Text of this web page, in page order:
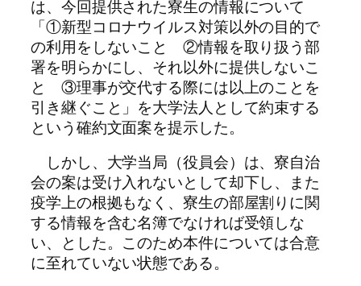
は、今回提供された寮生の情報について
「①新型コロナウイルス対策以外の目的で
の利用をしないこと ②情報を取り扱う部
署を明らかにし、それ以外に提供しないこ
と ③理事が交代する際には以上のことを
引き継ぐこと」を大学法人として約束する
という確約文面案を提示した。
しかし、大学当局（役員会）は、寮自治
会の案は受け入れないとして却下し、また
疫学上の根拠もなく、寮生の部屋割りに関
する情報を含む名簿でなければ受領しな
い、とした。このため本件については合意
に至れていない状態である。